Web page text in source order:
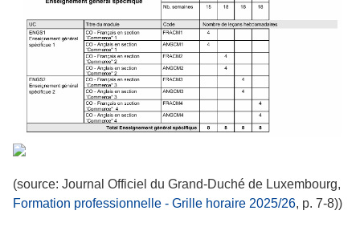
(source: Journal Officiel du Grand-Duché de Luxembourg,
Formation professionnelle - Grille horaire 2025/26, p. 7-8))